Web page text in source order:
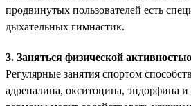
продвинутых пользователей есть
дыхательных гимнастик.
3. Заняться физической активностью
Регулярные занятия спортом
адреналина, окситоцина, эндорфина